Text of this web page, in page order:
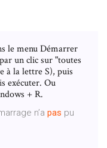
le menu Démarrer
un clic sur "toutes
à la lettre S), puis
exécuter. Ou
+ R.
n’a pas pu